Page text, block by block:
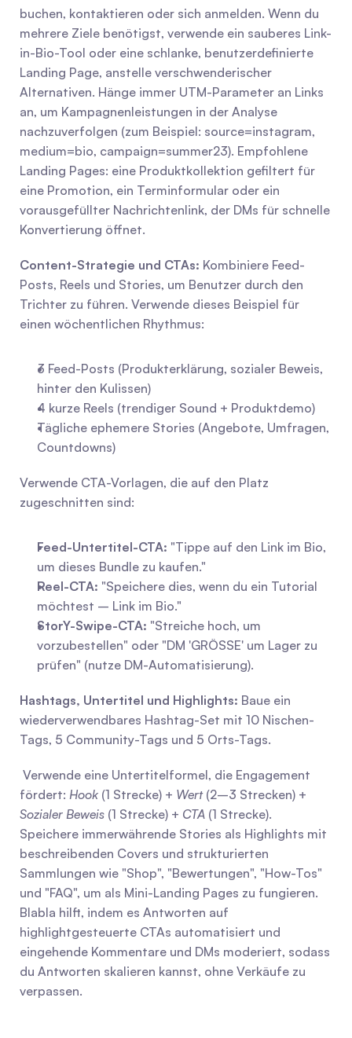
buchen, kontaktieren oder sich anmelden. Wenn du
mehrere Ziele benötigst, verwende ein sauberes Link-
in-Bio-Tool oder eine schlanke, benutzerdefinierte
Landing Page, anstelle verschwenderischer
Alternativen. Hänge immer UTM-Parameter an Links
an, um Kampagnenleistungen in der Analyse
nachzuverfolgen (zum Beispiel: source=instagram,
medium=bio, campaign=summer23). Empfohlene
Landing Pages: eine Produktkollektion gefiltert für
eine Promotion, ein Terminformular oder ein
vorausgefüllter Nachrichtenlink, der DMs für schnelle
Konvertierung öffnet.
Content-Strategie und CTAs: Kombiniere Feed-
Posts, Reels und Stories, um Benutzer durch den
Trichter zu führen. Verwende dieses Beispiel für
einen wöchentlichen Rhythmus:
3 Feed-Posts (Produkterklärung, sozialer Beweis,
hinter den Kulissen)
4 kurze Reels (trendiger Sound + Produktdemo)
Tägliche ephemere Stories (Angebote, Umfragen,
Countdowns)
Verwende CTA-Vorlagen, die auf den Platz
zugeschnitten sind:
Feed-Untertitel-CTA: "Tippe auf den Link im Bio,
um dieses Bundle zu kaufen."
Reel-CTA: "Speichere dies, wenn du ein Tutorial
möchtest – Link im Bio."
StorY-Swipe-CTA: "Streiche hoch, um
vorzubestellen" oder "DM 'GRÖSSE' um Lager zu
prüfen" (nutze DM-Automatisierung).
Hashtags, Untertitel und Highlights: Baue ein
wiederverwendbares Hashtag-Set mit 10 Nischen-
Tags, 5 Community-Tags und 5 Orts-Tags.
fördert: Hook (1 Strecke) + Wert
Sozialer Beweis (1 Strecke) + CTA (1 Strecke).
Speichere immerwährende Stories als Highlights mit
beschreibenden Covers und strukturierten
Sammlungen wie "Shop", "Bewertungen", "How-Tos"
und "FAQ", um als Mini-Landing Pages zu fungieren.
Blabla hilft, indem es Antworten auf
highlightgesteuerte CTAs automatisiert und
eingehende Kommentare und DMs moderiert, sodass
du Antworten skalieren kannst, ohne Verkäufe zu
verpassen.